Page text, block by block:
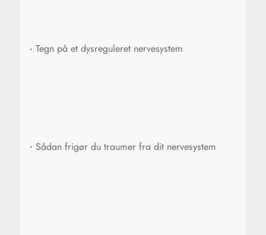
• Tegn på et dysreguleret nervesystem
• Sådan frigør du traumer fra dit nervesystem